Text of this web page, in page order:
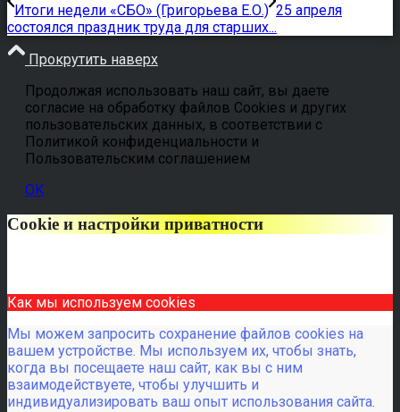
Итоги недели «СБО» (Григорьева Е.О.) 25 апреля
состоялся праздник труда для старших...
Прокрутить наверх
Продолжая использовать наш сайт, вы даете
согласие на обработку файлов Cookies и других
пользовательских данных, в соответствии с
Политикой конфиденциальности и
Пользовательским соглашением
OK
Cookie и настройки приватности
Как мы используем cookies
Мы можем запросить сохранение файлов cookies на
вашем устройстве. Мы используем их, чтобы знать,
когда вы посещаете наш сайт, как вы с ним
взаимодействуете, чтобы улучшить и
индивидуализировать ваш опыт использования сайта.